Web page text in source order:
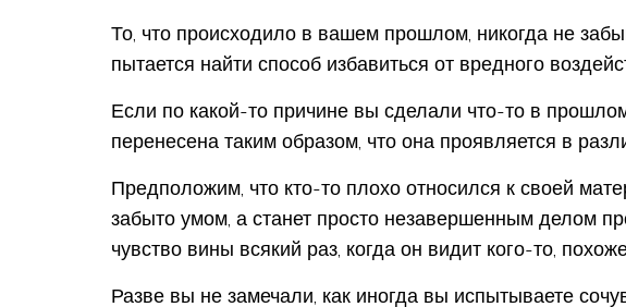
То, что происходило в вашем прошлом, никогда не
пытается найти способ избавиться от вредного
Если по какой-то причине вы сделали что-то в
перенесена таким образом, что она проявляется в
Предположим, что кто-то плохо относился к своей
забыто умом, а станет просто незавершенным делом
чувство вины всякий раз, когда он видит кого-то,
Разве вы не замечали, как иногда вы испытываете